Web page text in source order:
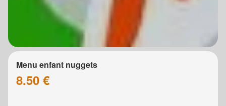
Menu enfant nuggets
8.50 €